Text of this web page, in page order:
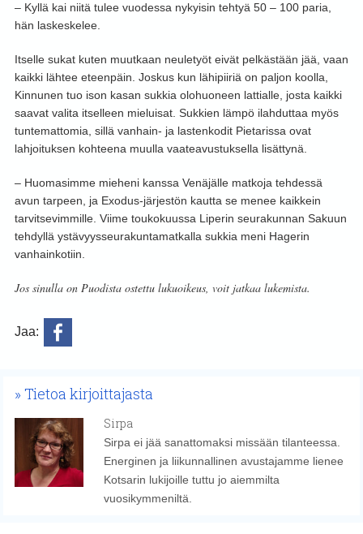
– Kyllä kai niitä tulee vuodessa nykyisin tehtyä 50 – 100 paria,
hän laskeskelee.
Itselle sukat kuten muutkaan neuletyöt eivät pelkästään jää, vaan
kaikki lähtee eteenpäin. Joskus kun lähipiiriä on paljon koolla,
Kinnunen tuo ison kasan sukkia olohuoneen lattialle, josta kaikki
saavat valita itselleen mieluisat. Sukkien lämpö ilahduttaa myös
tuntemattomia, sillä vanhain- ja lastenkodit Pietarissa ovat
lahjoituksen kohteena muulla vaateavustuksella lisättynä.
– Huomasimme mieheni kanssa Venäjälle matkoja tehdessä
avun tarpeen, ja Exodus-järjestön kautta se menee kaikkein
tarvitsevimmille. Viime toukokuussa Liperin seurakunnan Sakuun
tehdyllä ystävyysseurakuntamatkalla sukkia meni Hagerin
vanhainkotiin.
Jos sinulla on Puodista ostettu lukuoikeus, voit jatkaa lukemista.
Jaa:
Tietoa kirjoittajasta
Sirpa
Sirpa ei jää sanattomaksi missään tilanteessa.
Energinen ja liikunnallinen avustajamme lienee
Kotsarin lukijoille tuttu jo aiemmilta
vuosikymmeniltä.